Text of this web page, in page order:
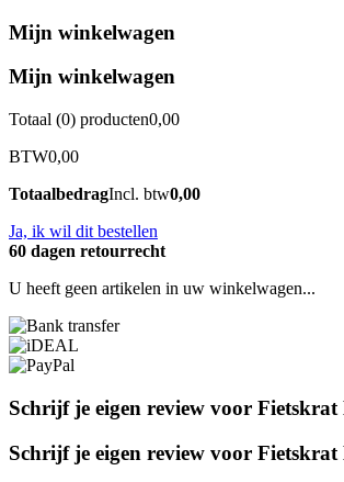
Mijn winkelwagen
Mijn winkelwagen
Totaal (0) producten0,00
BTW0,00
TotaalbedragIncl. btw0,00
Ja, ik wil dit bestellen
60 dagen retourrecht
U heeft geen artikelen in uw winkelwagen...
Schrijf je eigen review voor
Schrijf je eigen review voor